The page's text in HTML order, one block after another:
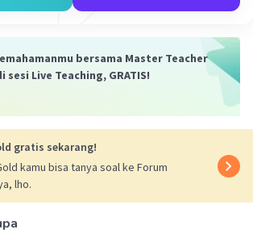
bersama Master Teacher
sesi Live Teaching, GRATIS!
gratis sekarang!
kamu bisa tanya soal ke Forum
lho.